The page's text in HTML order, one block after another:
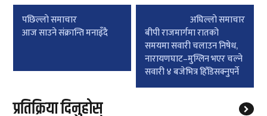
Post
navigation
पछिल्लाे समाचार
आज साउने संक्रान्ति मनाइँदै
अघिल्लाे समाचार
बीपी राजमार्गमा रातको
समयमा सवारी चलाउन निषेध,
नारायणघाट–मुग्लिन भएर चल्ने
सवारी ४ बजेभित्र हिँडिसक्नुपर्ने
प्रतिक्रिया दिनुहोस्